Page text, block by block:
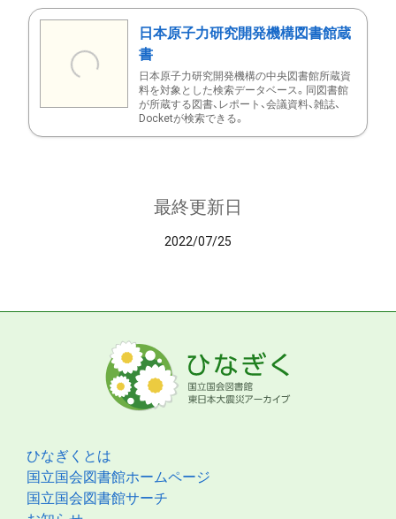
日本原子力研究開発機構図書館蔵
書
日本原子力研究開発機構の中央図書館所蔵資
料を対象とした検索データベース。同図書館
が所蔵する図書、レポート、会議資料、雑誌、
Docketが検索できる。
最終更新日
2022/07/25
ひなぎくとは
国立国会図書館ホームページ
国立国会図書館サーチ